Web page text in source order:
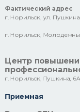
Фактический адрес
г. Норильск, ул. Пушкина,
г. Норильск,
Центр
г. Норильск, Пушкина,
Приемная